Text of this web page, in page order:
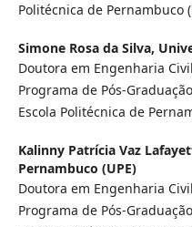
Politécnica de Pernambuco
Simone Rosa da Silva,
Doutora em Engenharia
Programa de Pós-
Escola Politécnica de
Kalinny Patrícia Vaz
Pernambuco (UPE)
Doutora em Engenharia
Programa de Pós-